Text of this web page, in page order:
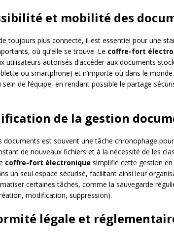
et mobilité des
toujours plus connecté, il est essentiel pour une
où qu’elle se trouve. Le coffre-fort
utilisateurs autorisés d’accéder aux documents
ou smartphone) et n’importe où dans le
de l’équipe, en rendant possible le partage
de la gestion
documents est souvent une tâche chronophage
de nouveaux fichiers et à la nécessité de les
coffre-fort électronique simplifie cette gestion en
un seul espace sécurisé, facilitant ainsi leur
certaines tâches, comme la sauvegarde
modification, suppression).
légale et